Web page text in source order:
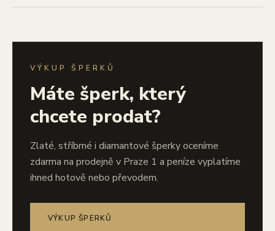
VÝKUP ŠPERKŮ
Máte šperk, který
chcete prodat?
Zlaté, stříbrné i diamantové šperky oceníme
zdarma na prodejně v Praze 1 a peníze vyplatíme
ihned hotově nebo převodem.
VÝKUP ŠPERKŮ